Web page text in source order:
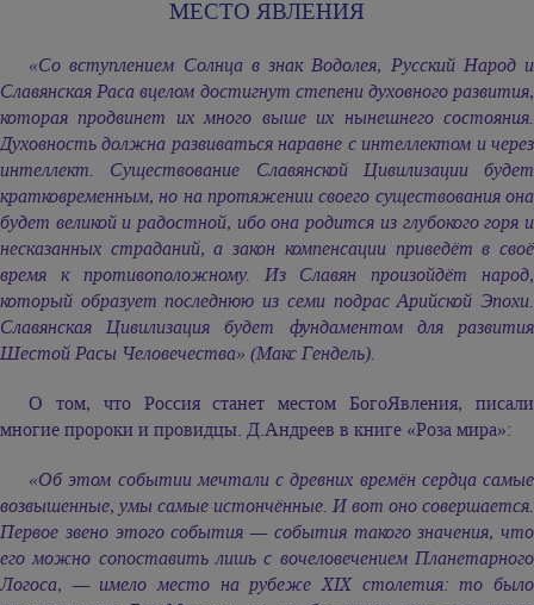
МЕСТО ЯВЛЕНИЯ
«Со вступлением Солнца в знак Водолея, Русский Народ и
Славянская Раса вцелом достигнут степени духовного развития,
которая продвинет их много выше их нынешнего состояния.
Духовность должна развиваться наравне с интеллектом и через
интеллект. Существование Славянской Цивилизации будет
кратковременным, но на протяжении своего существования она
будет великой и радостной, ибо она родится из глубокого горя и
несказанных страданий, а закон компенсации приведёт в своё
время к противоположному. Из Славян произойдёт народ,
который образует последнюю из семи подрас Арийской Эпохи.
Славянская Цивилизация будет фундаментом для развития
Шестой Расы Человечества» (Макс Гендель).
О том, что Россия станет местом БогоЯвления, писали
многие пророки и провидцы. Д.Андреев в книге «Роза мира»:
«Об этом событии мечтали с древних времён сердца самые
возвышенные, умы самые истончённые. И вот оно совершается.
Первое звено этого события — события такого значения, что
его можно сопоставить лишь с вочеловечением Планетарного
Логоса, — имело место на рубеже XIX столетия: то было